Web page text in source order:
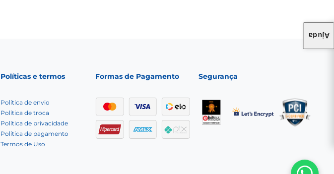
Ajuda
Políticas e termos
Política de envio
Política de troca
Política de privacidade
Política de pagamento
Termos de Uso
Formas de Pagamento Segurança